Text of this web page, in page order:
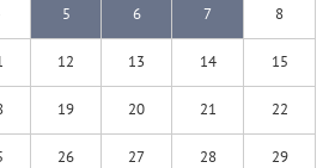
5 6 7 8
12 13 14 15
19 20 21 22
26 27 28 29